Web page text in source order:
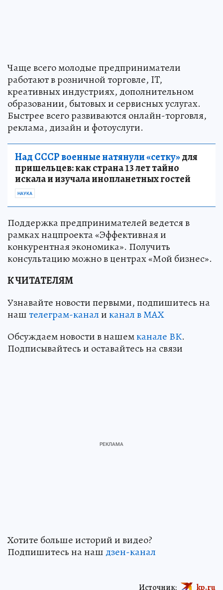
Чаще всего молодые предприниматели
работают в розничной торговле, IT,
креативных индустриях, дополнительном
образовании, бытовых и сервисных услугах.
Быстрее всего развиваются онлайн-торговля,
реклама, дизайн и фотоуслуги.
Над СССР военные натянули «сетку»для
пришельцев: как страна 13 лет тайно
искала и изучала инопланетных гостей
НАУКА
Поддержка предпринимателей ведется в
рамках нацпроекта «Эффективная и
конкурентная экономика». Получить
консультацию можно в центрах «Мой бизнес».
К ЧИТАТЕЛЯМ
Узнавайте новости первыми, подпишитесь на
наштелеграм-каналиканал в МАХ
Обсуждаем новости в нашемканале ВК.
Подписывайтесь и оставайтесь на связи
Хотите больше историй и видео?
Подпишитесь на наш дзен-канал
Источник: kp.ru